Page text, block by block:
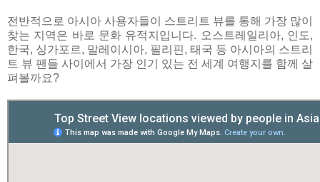
전반적으로 아시아 사용자들이 스트리트 뷰를 통해 가장 많이
찾는 지역은 바로 문화 유적지입니다. 오스트레일리아, 인도,
한국, 싱가포르, 말레이시아, 필리핀, 태국 등 아시아의 스트리
트 뷰 팬들 사이에서 가장 인기 있는 전 세계 여행지를 함께 살
펴볼까요?